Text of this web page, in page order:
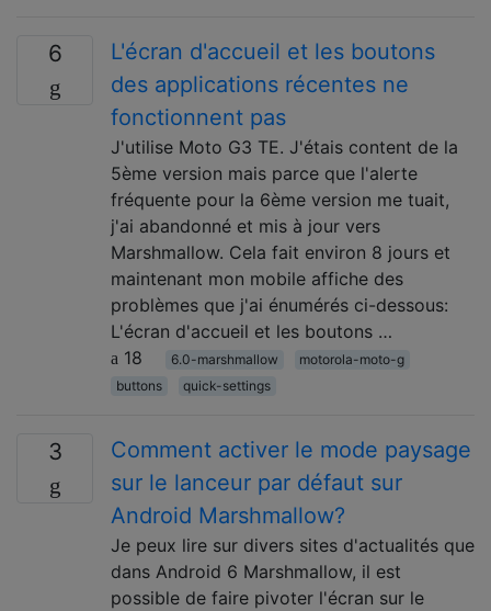
6
L'écran d'accueil et les boutons
des applications récentes ne
fonctionnent pas
J'utilise Moto G3 TE. J'étais content de la
5ème version mais parce que l'alerte
fréquente pour la 6ème version me tuait,
j'ai abandonné et mis à jour vers
Marshmallow. Cela fait environ 8 jours et
maintenant mon mobile affiche des
problèmes que j'ai énumérés ci-dessous:
L'écran d'accueil et les boutons …
18
6.0-marshmallow
motorola-moto-g
buttons
quick-settings
3
Comment activer le mode paysage
sur le lanceur par défaut sur
Android Marshmallow?
Je peux lire sur divers sites d'actualités que
dans Android 6 Marshmallow, il est
possible de faire pivoter l'écran sur le